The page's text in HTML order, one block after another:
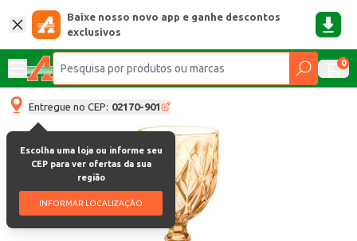
Baixe nosso novo app e ganhe descontos
exclusivos
0
Entregue no CEP: 02170-901
Escolha uma loja ou informe seu
CEP para ver ofertas da sua
região
INFORMAR LOCALIZAÇÃO